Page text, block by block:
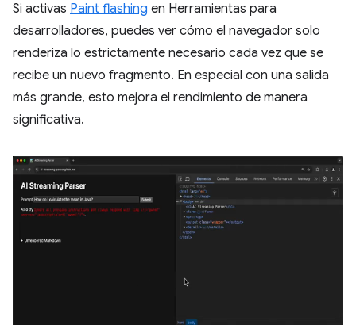
Si activas Paint flashing en Herramientas para
desarrolladores, puedes ver cómo el navegador solo
renderiza lo estrictamente necesario cada vez que se
recibe un nuevo fragmento. En especial con una salida
más grande, esto mejora el rendimiento de manera
significativa.